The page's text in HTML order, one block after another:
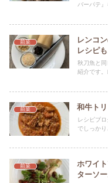
バーパテ
前菜
レンコ
レシピ
秋刀魚と
紹介です
前菜 和牛ト
レシピブ
でしっかり
前菜
ホワイ
ターソ